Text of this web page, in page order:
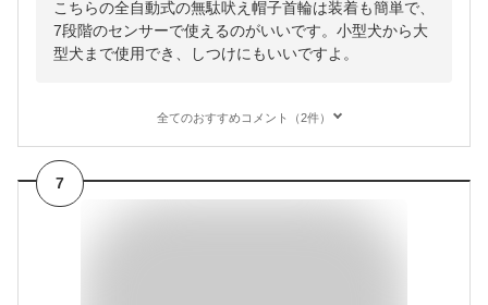
こちらの全自動式の無駄吠え帽子首輪は装着も簡単で、
7段階のセンサーで使えるのがいいです。小型犬から大
型犬まで使用でき、しつけにもいいですよ。
全てのおすすめコメント（2件）
7